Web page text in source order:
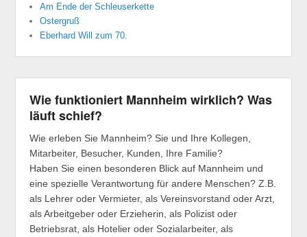
Am Ende der Schleuserkette
Ostergruß
Eberhard Will zum 70.
Wie funktioniert Mannheim wirklich? Was
läuft schief?
Wie erleben Sie Mannheim? Sie und Ihre Kollegen,
Mitarbeiter, Besucher, Kunden, Ihre Familie?
Haben Sie einen besonderen Blick auf Mannheim und
eine spezielle Verantwortung für andere Menschen? Z.B.
als Lehrer oder Vermieter, als Vereinsvorstand oder Arzt,
als Arbeitgeber oder Erzieherin, als Polizist oder
Betriebsrat, als Hotelier oder Sozialarbeiter, als